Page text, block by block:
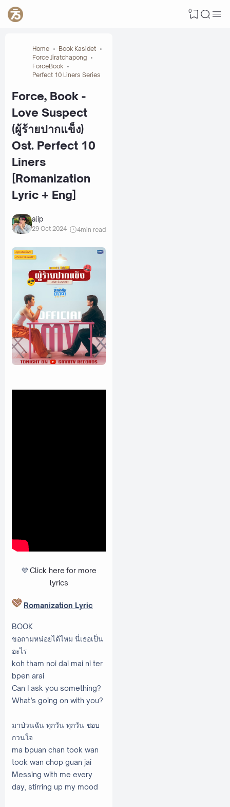
0
Home
Book Kasidet
Force Jiratchapong
ForceBook
Perfect 10 Liners Series
Force, Book -
Love Suspect
(ผู้ร้ายปากแข็ง)
Ost. Perfect 10
Liners
[Romanization
Lyric + Eng]
alip
29 Oct 2024 4min read
💜 Click here for more
lyrics
Romanization Lyric
BOOK
ขอถามหน่อยได้ไหม นี่เธอเป็น
อะไร
koh tham noi dai mai ni ter
bpen arai
Can I ask you something?
What’s going on with you?
มาป่วนฉัน ทุกวัน ทุกวัน ชอบ
กวนใจ
ma bpuan chan took wan
took wan chop guan jai
Messing with me every
day, stirring up my mood